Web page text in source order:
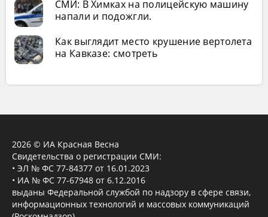
СМИ: В Химках на полицейскую машину
напали и подожгли.
Как выглядит место крушение вертолета
на Кавказе: смотреть
2026 © ИА Красная Весна
Свидетельства о регистрации СМИ:
• ЭЛ № ФС 77-84377 от 16.01.2023
• ИА № ФС 77-67948 от 6.12.2016
выданы Федеральной службой по надзору в сфере связи,
информационных технологий и массовых коммуникаций